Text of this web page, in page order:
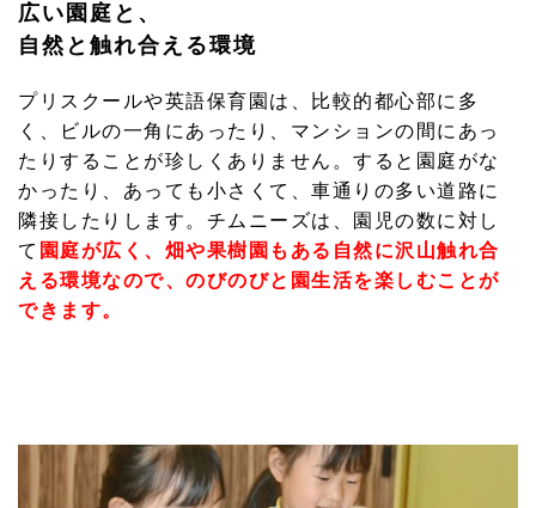
広い園庭と、
自然と触れ合える環境
プリスクールや英語保育園は、比較的都心部に多
く、ビルの一角にあったり、マンションの間にあっ
たりすることが珍しくありません。すると園庭がな
かったり、あっても小さくて、車通りの多い道路に
隣接したりします。チムニーズは、園児の数に対し
て 園庭が広く、畑や果樹園もある自然に沢山触れ合
える環境なので、のびのびと園生活を楽しむことが
できます。